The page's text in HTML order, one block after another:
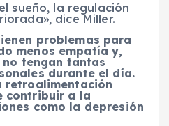
sueño, la regulación
dice Miller.
problemas para
menos empatía y,
tengan tantas
durante el día.
retroalimentación
contribuir a la
como la depresión